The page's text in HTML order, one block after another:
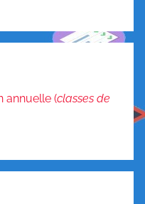
annuelle (classes de